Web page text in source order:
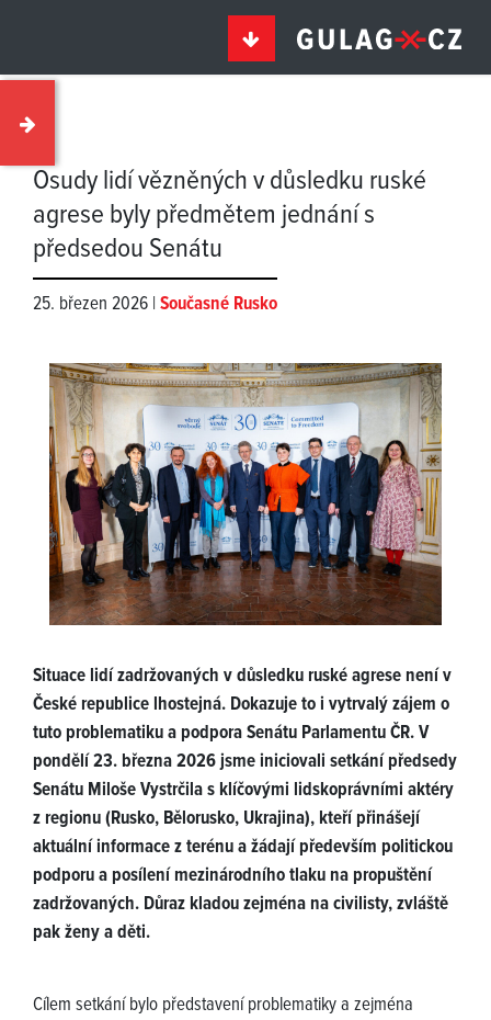
Osudy lidí vězněných v důsledku ruské
agrese byly předmětem jednání s
předsedou Senátu
25. březen 2026 | Současné Rusko
Situace lidí zadržovaných v důsledku ruské agrese není v
České republice lhostejná. Dokazuje to i vytrvalý zájem o
tuto problematiku a podpora Senátu Parlamentu ČR. V
pondělí 23. března 2026 jsme iniciovali setkání předsedy
Senátu Miloše Vystrčila s klíčovými lidskoprávními aktéry
z regionu (Rusko, Bělorusko, Ukrajina), kteří přinášejí
aktuální informace z terénu a žádají především politickou
podporu a posílení mezinárodního tlaku na propuštění
zadržovaných. Důraz kladou zejména na civilisty, zvláště
pak ženy a děti.
Cílem setkání bylo představení problematiky a zejména